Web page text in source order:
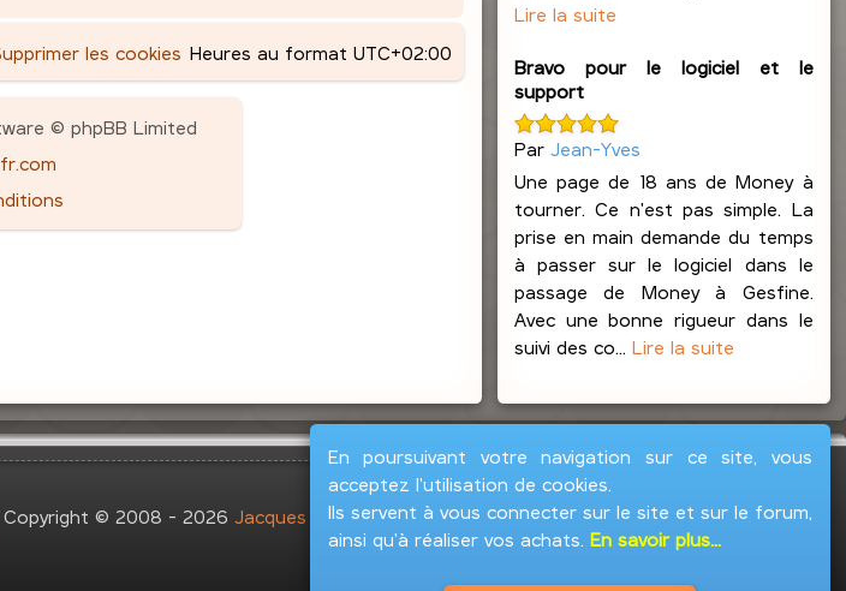
Heures au format UTC+02:00
les cookies
© phpBB Limited
Lire la suite
Bravo pour le logiciel et le
support
Par Jean-Yves
Une page de 18 ans de Money à
tourner. Ce n'est pas simple. La
prise en main demande du temps
à passer sur le logiciel dans le
passage de Money à Gesfine.
Avec une bonne rigueur dans le
suivi des co... Lire la suite
En poursuivant votre navigation sur ce site, vous
acceptez l'utilisation de cookies.
Ils servent à vous connecter sur le site et sur le forum,
ainsi qu'à réaliser vos achats. En savoir plus...
Copyright © 2008 - 2026Jacques